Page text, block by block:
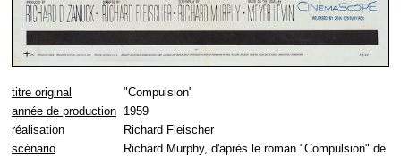
titre original
"Compulsion"
année de production 1959
réalisation
Richard Fleischer
scénario
Richard Murphy, d'après le roman "Compulsion" de